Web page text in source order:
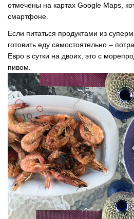
отмечены на картах Google Maps,
смартфоне.
Если питаться продуктами из
готовить еду самостоятельно –
Евро в сутки на двоих, это с
пивом.